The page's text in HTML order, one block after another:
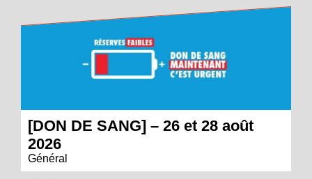
[DON DE SANG] – 26 et 28 août
2026
Général